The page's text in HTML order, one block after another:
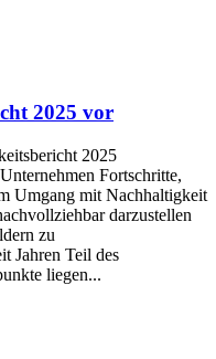
2025 vor
2025
Fortschritte,
Umgang mit Nachhaltigkeit
darzustellen
zu
Jahren Teil des
liegen...